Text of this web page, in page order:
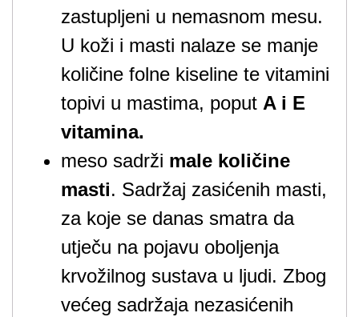
zastupljeni u nemasnom mesu.
U koži i masti nalaze se manje
količine folne kiseline te vitamini
topivi u mastima, poput A i E
vitamina.
meso sadrži male količine
masti. Sadržaj zasićenih masti,
za koje se danas smatra da
utječu na pojavu oboljenja
krvožilnog sustava u ljudi. Zbog
većeg sadržaja nezasićenih